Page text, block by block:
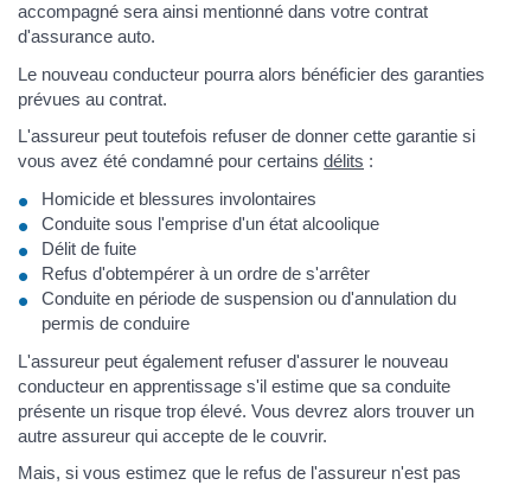
accompagné sera ainsi mentionné dans votre contrat
d'assurance auto.
Le nouveau conducteur pourra alors bénéficier des garanties
prévues au contrat.
L'assureur peut toutefois refuser de donner cette garantie si
vous avez été condamné pour certains délits :
Homicide et blessures involontaires
Conduite sous l'emprise d'un état alcoolique
Délit de fuite
Refus d'obtempérer à un ordre de s'arrêter
Conduite en période de suspension ou d'annulation du
permis de conduire
L'assureur peut également refuser d'assurer le nouveau
conducteur en apprentissage s'il estime que sa conduite
présente un risque trop élevé. Vous devrez alors trouver un
autre assureur qui accepte de le couvrir.
Mais, si vous estimez que le refus de l'assureur n'est pas